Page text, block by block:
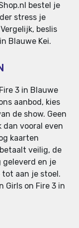
bestel je
stress je
beslis
Blauwe Kei.
3 in Blauwe
aanbod, kies
de show. Geen
vooral even
kaarten
veilig, de
en je
aan je stoel.
Girls on Fire 3 in